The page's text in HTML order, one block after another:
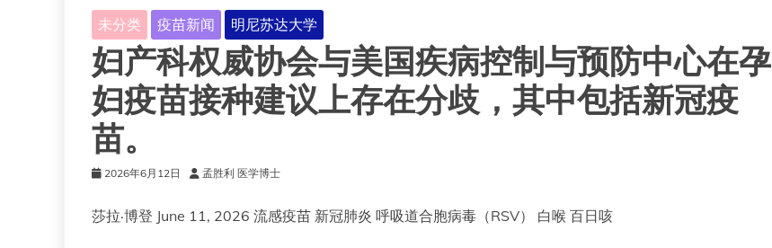
未分类 疫苗新闻 明尼苏达大学
妇产科权威协会与美国疾病控制与预防中心在孕
妇疫苗接种建议上存在分歧，其中包括新冠疫
苗。
2026年6月12日 孟胜利 医学博士
莎拉·博登 June 11, 2026 流感疫苗 新冠肺炎 呼吸道合胞病毒（RSV） 白喉 百日咳